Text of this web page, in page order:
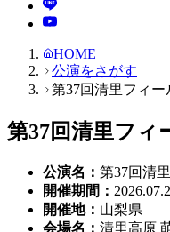
HOME
公演をさがす
第37回清里フィー
第37回清里フィ
公演名 ： 第37回清
開催期間 ：
開催地： 山梨県
会場名 ： 清里高原